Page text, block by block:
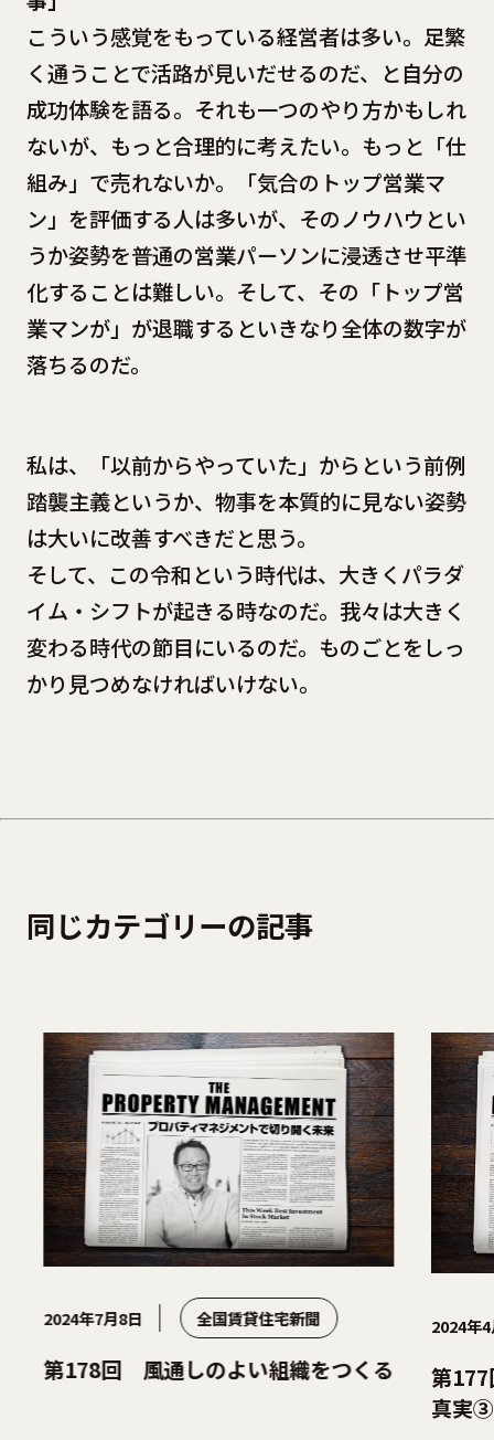
こういう感覚をもっている経営者は多い。足繁
く通うことで活路が見いだせるのだ、と自分の
成功体験を語る。それも一つのやり方かもしれ
ないが、もっと合理的に考えたい。もっと「仕
組み」で売れないか。「気合のトップ営業マ
ン」を評価する人は多いが、そのノウハウとい
うか姿勢を普通の営業パーソンに浸透させ平準
化することは難しい。そして、その「トップ営
業マンが」が退職するといきなり全体の数字が
落ちるのだ。
私は、「以前からやっていた」からという前例
踏襲主義というか、物事を本質的に見ない姿勢
は大いに改善すべきだと思う。
そして、この令和という時代は、大きくパラダ
イム・シフトが起きる時なのだ。我々は大きく
変わる時代の節目にいるのだ。ものごとをしっ
かり見つめなければいけない。
同じカテゴリーの記事
2024年7月8日 全国賃貸住宅新聞
第178回 風通しのよい組織をつくる
2024年4
第
真実③